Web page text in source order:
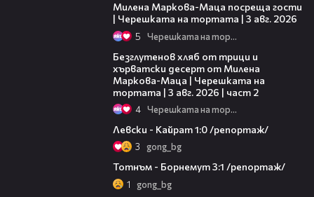
Милена Маркова-Маца посреща гости
| Черешката на тортата | 3 авг. 2026
5 Черешката на тортата
Безглутенов хляб от трици и
хърватски десерт от Милена
Маркова-Маца | Черешката на
тортата | 3 авг. 2026 | част 2
4 Черешката на тортата
Левски - Кайрат 1:0 /репортаж/
3 gong_bg
Тотнъм - Борнемут 3:1 /репортаж/
1 gong_bg